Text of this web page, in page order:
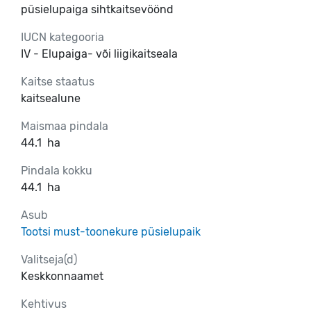
püsielupaiga sihtkaitsevöönd
IUCN kategooria
IV - Elupaiga- või liigikaitseala
Kaitse staatus
kaitsealune
Maismaa pindala
44.1 ha
Pindala kokku
44.1 ha
Asub
Tootsi must-toonekure püsielupaik
Valitseja(d)
Keskkonnaamet
Kehtivus